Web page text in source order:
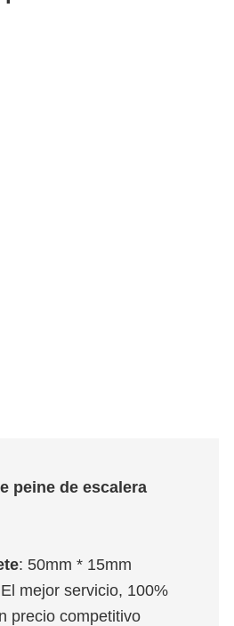
peine de escalera
: 50mm * 15mm
mejor servicio, 100%
precio competitivo